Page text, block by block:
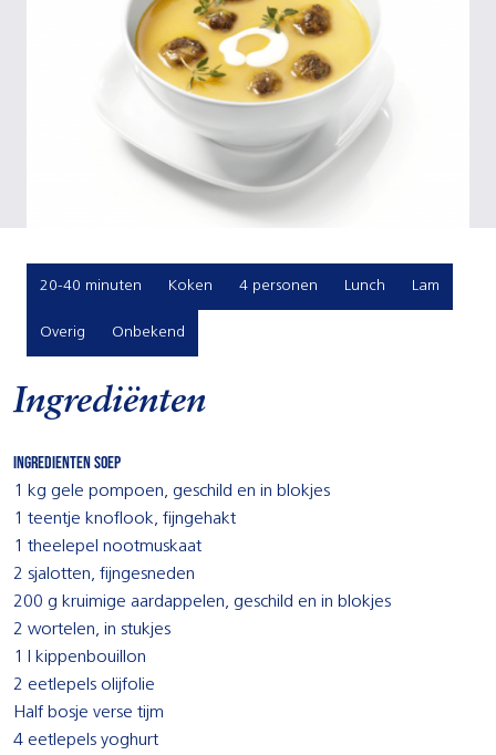
20-40 minuten Koken 4 personen Lunch Lam
Overig Onbekend
Ingrediënten
Ingredienten soep
1 kg gele pompoen, geschild en in blokjes
1 teentje knoflook, fijngehakt
1 theelepel nootmuskaat
2 sjalotten, fijngesneden
200 g kruimige aardappelen, geschild en in blokjes
2 wortelen, in stukjes
1 l kippenbouillon
2 eetlepels olijfolie
Half bosje verse tijm
4 eetlepels yoghurt